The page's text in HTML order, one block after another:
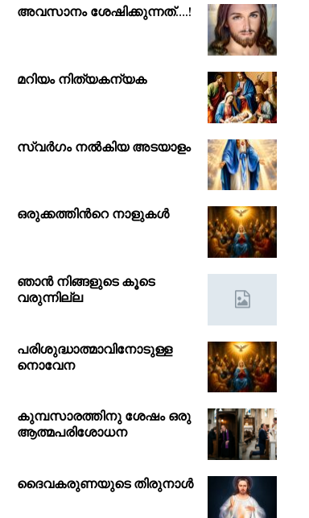
അവസാനം ശേഷിക്കുന്നത്….!
മറിയം നിത്യകന്യക
സ്വർഗം നൽകിയ അടയാളം
ഒരുക്കത്തിൻറെ നാളുകൾ
ഞാൻ നിങ്ങളുടെ കൂടെ
വരുന്നില്ല
പരിശുദ്ധാത്മാവിനോടുള്ള
നൊവേന
കുമ്പസാരത്തിനു ശേഷം ഒരു
ആത്മപരിശോധന
ദൈവകരുണയുടെ തിരുനാൾ